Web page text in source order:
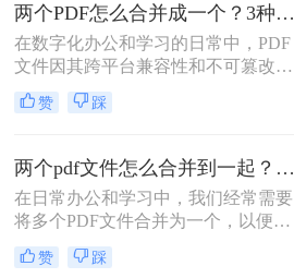
两个PDF怎么合并成一个？3种方法，1分钟轻松搞定！
在数字化办公和学习的日常中，PDF
文件因其跨平台兼容性和不可篡改性
而广受欢迎。然而，当需要处理多个
PDF文件时，将它们合并成一个文件
两个PDF文件呢？本文将介绍三种合
并PDF文件的方法。
赞 踩
两个pdf文件怎么合并到一起？这三种合并方法超实用！
在日常办公和学习中，我们经常需要
将多个PDF文件合并为一个，以便于
阅读、分享或存档。那么两个pdf文件
怎么合并到一起呢？本文将介绍三种
赞 踩